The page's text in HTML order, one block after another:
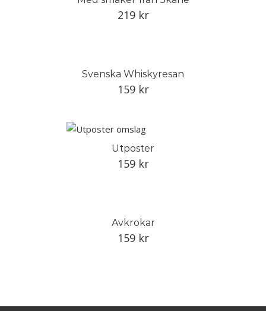
219 kr
Svenska Whiskyresan
159 kr
Utposter
159 kr
Avkrokar
159 kr